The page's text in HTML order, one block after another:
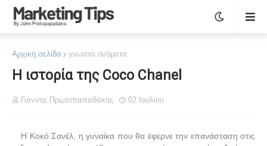
Αρχική σελίδα γνωστά ονόματα
Η ιστορία της Coco Chanel
Γιάννης Πρωτοπαπαδάκης 02 Ιουλίου
Η Κοκό Σανέλ, η γυναίκα που θα έφερνε την επανάσταση στις